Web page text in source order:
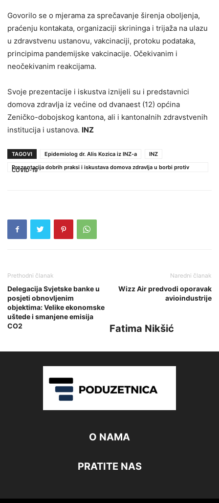
Govorilo se o mjerama za sprečavanje širenja oboljenja,
praćenju kontakata, organizaciji skrininga i trijaža na ulazu
u zdravstvenu ustanovu, vakcinaciji, protoku podataka,
principima pandemijske vakcinacije. Očekivanim i
neočekivanim reakcijama.
Svoje prezentacije i iskustva iznijeli su i predstavnici
domova zdravlja iz većine od dvanaest (12) općina
Zeničko-dobojskog kantona, ali i kantonalnih zdravstvenih
institucija i ustanova. INZ
TAGOVI Epidemiolog dr. Alis Kozica iz INZ-a
INZ
Prezentacija dobrih praksi i iskustava domova zdravlja u borbi protiv
COVID-19
Prethodni članak
Delegacija Svjetske banke u
posjeti obnovljenim
objektima: Velike ekonomske
uštede i smanjene emisija
CO2
Naredni članak
Wizz Air predvodi oporavak
avioindustrije
Fatima Nikšić
O NAMA
PRATITE NAS